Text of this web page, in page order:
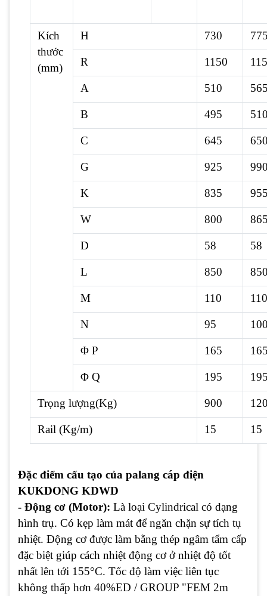
Kích
thước
(mm)
H 730
R 1150
A 510
B 495
C 645
G 925
K 835
W 800
D 58 58
L 850
M 110 110
N 95
Φ P 165
Φ Q 195
Trọng lượng(Kg) 900
Rail (Kg/m) 15 15
Đặc điểm cấu tạo của palang cáp điện
KUKDONG KDWD
- Động cơ (Motor): Là loại Cylindrical có dạng
hình trụ. Có kẹp làm mát để ngăn chặn sự tích tụ
nhiệt. Động cơ được làm bằng thép ngâm tẩm cấp
đặc biệt giúp cách nhiệt động cơ ở nhiệt độ tốt
nhất lên tới 155°C. Tốc độ làm việc liên tục
không thấp hơn 40%ED / GROUP "FEM 2m